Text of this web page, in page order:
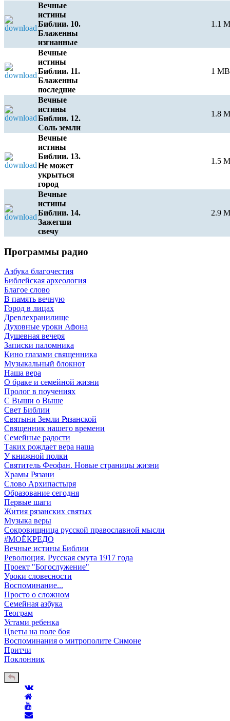
Вечные
истины
Библии. 10.
Блаженны
изгнанные
1.1
Вечные
истины
Библии. 11.
Блаженны
последние
1 MB
Вечные
истины
Библии. 12.
Соль земли
1.8
Вечные
истины
Библии. 13.
Не может
укрыться
город
1.5
Вечные
истины
Библии. 14.
Зажегши
свечу
2.9
Программы радио
Азбука благочестия
Библейская археология
Благое слово
В память вечную
Город в лицах
Древлехранилище
Духовные уроки Афона
Душевная вечеря
Записки паломника
Кино глазами священника
Музыкальный блокнот
Наша вера
О браке и семейной жизни
Пролог в поучениях
С Выши о Выше
Свет Библии
Святыни Земли Рязанской
Священник нашего времени
Семейные радости
Таких рождает вера наша
У книжной полки
Святитель Феофан. Новые страницы жизни
Храмы Рязани
Слово Архипастыря
Образование сегодня
Первые шаги
Жития рязанских святых
Музыка веры
Сокровищница русской православной мысли
#МОЁКРЕДО
Вечные истины Библии
Революция. Русская смута 1917 года
Проект "Богослужение"
Уроки словесности
Воспоминание...
Просто о сложном
Семейная азбука
Теограм
Устами ребенка
Цветы на поле боя
Воспоминания о митрополите Симоне
Притчи
Поклонник